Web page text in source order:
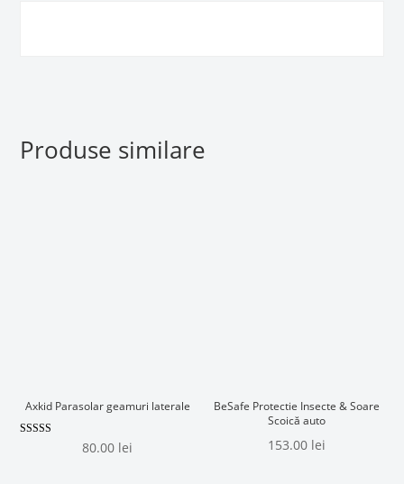
Produse similare
Axkid Parasolar geamuri laterale
80.00 lei
BeSafe Protectie Insecte & Soare
Scoică auto
153.00 lei